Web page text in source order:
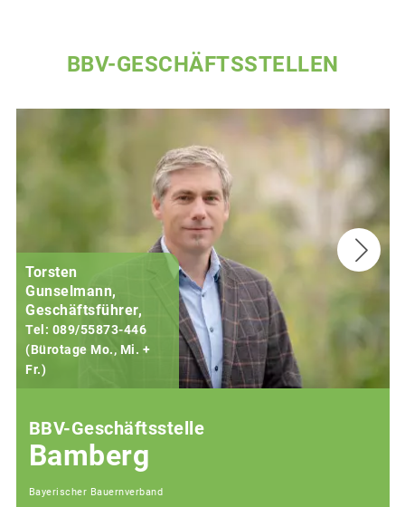
BBV-GESCHÄFTSSTELLEN
Torsten
Gunselmann,
Geschäftsführer,
Tel: 089/55873-446
(Bürotage Mo., Mi. +
Fr.)
BBV-Geschäftsstelle
Bamberg
Bayerischer Bauernverband